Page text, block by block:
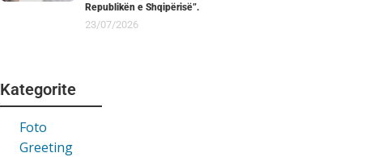
Republikën e Shqipërisë”.
23/07/2026
Kategorite
Foto
Greeting